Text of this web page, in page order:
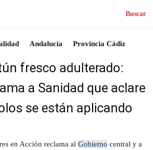
Buscar
Andalucía Provincia Cádiz
fresco adulterado:
a Sanidad que aclare
se están aplicando
en Acción reclama al Gobierno central y a